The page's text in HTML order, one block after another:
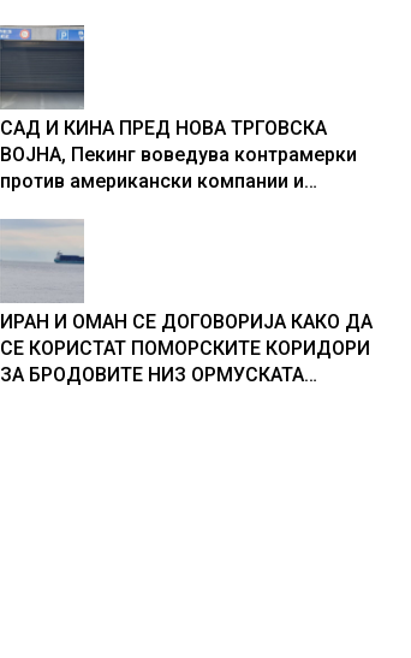
САД И КИНА ПРЕД НОВА ТРГОВСКА
ВОЈНА, Пекинг воведува контрамерки
против американски компании и
ИРАН И ОМАН СЕ ДОГОВОРИЈА КАКО ДА
СЕ КОРИСТАТ ПОМОРСКИТЕ КОРИДОРИ
ЗА БРОДОВИТЕ НИЗ ОРМУСКАТА